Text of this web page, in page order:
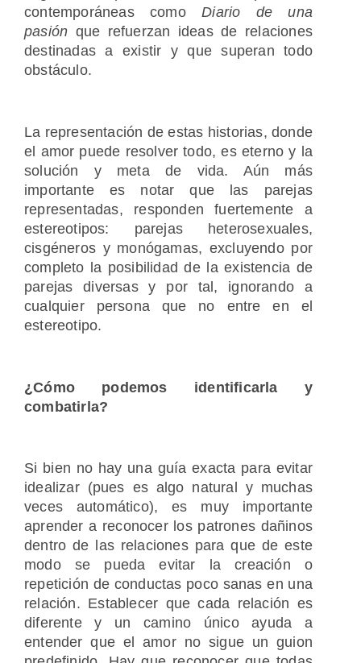
contemporáneas comoDiario de una
pasión que refuerzan ideas de relaciones
destinadas a existir y que superan todo
obstáculo.
La representación de estas historias, donde
el amor puede resolver todo, es eterno y la
solución y meta de vida. Aún más
importante es notar que las parejas
representadas, responden fuertemente a
estereotipos: parejas heterosexuales,
cisgéneros y monógamas, excluyendo por
completo la posibilidad de la existencia de
parejas diversas y por tal, ignorando a
cualquier persona que no entre en el
estereotipo.
¿Cómo podemos identificarla y
combatirla?
Si bien no hay una guía exacta para evitar
idealizar (pues es algo natural y muchas
veces automático), es muy importante
aprender a reconocer los patrones dañinos
dentro de las relaciones para que de este
modo se pueda evitar la creación o
repetición de conductas poco sanas en una
relación. Establecer que cada relación es
diferente y un camino único ayuda a
entender que el amor no sigue un guion